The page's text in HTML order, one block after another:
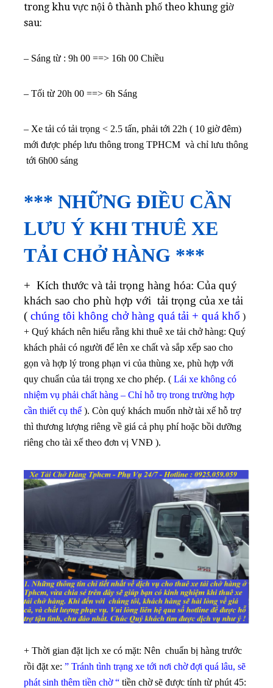
trong khu vực nội ô thành phố theo khung giờ
sau:
– Sáng từ : 9h 00 ==> 16h 00 Chiều
– Tối từ 20h 00 ==> 6h Sáng
– Xe tải có tải trọng < 2.5 tấn, phải tới 22h ( 10 giờ đêm)
mới được phép lưu thông trong TPHCM và chỉ lưu thông
tới 6h00 sáng
*** NHỮNG ĐIỀU CẦN
LƯU Ý KHI THUÊ XE
TẢI CHỞ HÀNG ***
+ Kích thước và tải trọng hàng hóa: Của quý
khách sao cho phù hợp với tải trọng của xe tải
( chúng tôi không chở hàng quá tải + quá khổ )
+ Quý khách nên hiểu rằng khi thuê xe tải chở hàng: Quý
khách phải có người để lên xe chất và sắp xếp sao cho
gọn và hợp lý trong phạn vi của thùng xe, phù hợp với
quy chuẩn của tải trọng xe cho phép. ( Lái xe không có
nhiệm vụ phải chất hàng – Chỉ hỗ trọ trong trường hợp
cần thiết cụ thể ). Còn quý khách muốn nhờ tài xế hỗ trợ
thì thương lượng riêng về giá cả phụ phí hoặc bồi dưỡng
riêng cho tài xế theo đơn vị VNĐ ).
+ Thời gian đặt lịch xe có mặt: Nên chuẩn bị hàng trước
rồi đặt xe: ” Tránh tình trạng xe tới nơi chờ đợi quá lâu, sẽ
phát sinh thêm tiền chờ “ tiền chờ sẽ được tính từ phút 45: